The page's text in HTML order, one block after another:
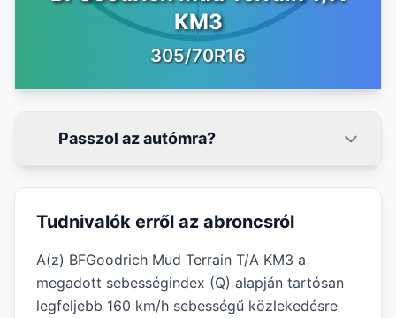
KM3
305/70R16
Passzol az autómra?
Tudnivalók erről az abroncsról
A(z) BFGoodrich Mud Terrain T/A KM3 a
megadott sebességindex (Q) alapján tartósan
legfeljebb 160 km/h sebességű közlekedésre